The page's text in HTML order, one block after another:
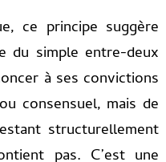
ce principe suggère
du simple entre-deux
à ses convictions
consensuel, mais de
structurellement
pas. C’est une